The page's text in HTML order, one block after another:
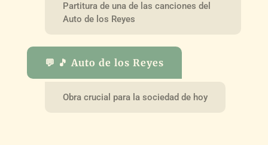
Partitura de una de las canciones del
Auto de los Reyes
💬 🎵 Auto de los Reyes
Obra crucial para la sociedad de hoy